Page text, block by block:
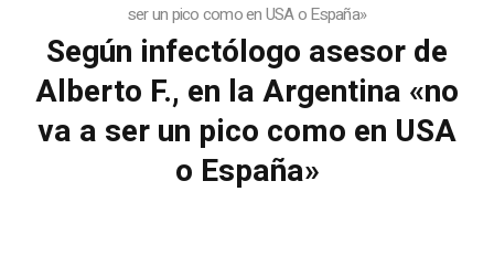
ser un pico como en USA o España»
Según infectólogo asesor de
Alberto F., en la Argentina «no
va a ser un pico como en USA
o España»